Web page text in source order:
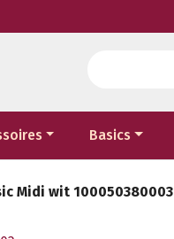
Basics
Midi wit 100050380003